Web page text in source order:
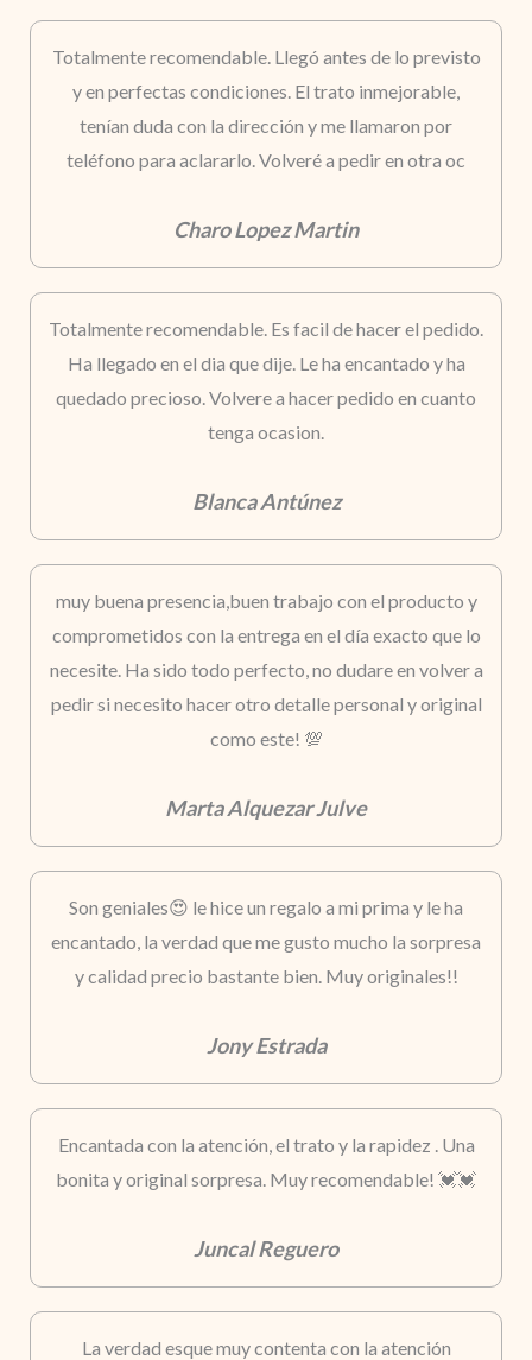
Totalmente recomendable. Llegó antes de lo previsto
y en perfectas condiciones. El trato inmejorable,
tenían duda con la dirección y me llamaron por
teléfono para aclararlo. Volveré a pedir en otra oc
Charo Lopez Martin
Totalmente recomendable. Es facil de hacer el pedido.
Ha llegado en el dia que dije. Le ha encantado y ha
quedado precioso. Volvere a hacer pedido en cuanto
tenga ocasion.
Blanca Antúnez
muy buena presencia,buen trabajo con el producto y
comprometidos con la entrega en el día exacto que lo
necesite. Ha sido todo perfecto, no dudare en volver a
pedir si necesito hacer otro detalle personal y original
como este! 💯
Marta Alquezar Julve
Son geniales😍 le hice un regalo a mi prima y le ha
encantado, la verdad que me gusto mucho la sorpresa
y calidad precio bastante bien. Muy originales!!
Jony Estrada
Encantada con la atención, el trato y la rapidez . Una
bonita y original sorpresa. Muy recomendable! 💓💓
Juncal Reguero
La verdad esque muy contenta con la atención